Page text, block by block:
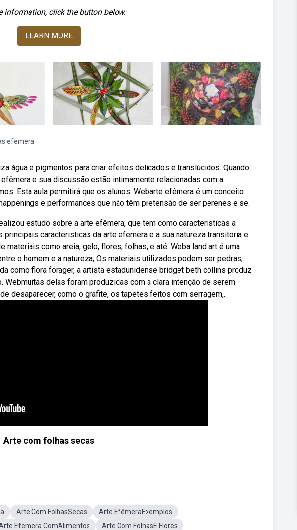
information, click the button below.
LEARN MORE
efemera
água e pigmentos para criar efeitos delicados e translúcidos. Quando
e sua discussão estão intimamente relacionadas com a
Esta aula permitirá que os alunos. Webarte efêmera é um conceito
e performances que não têm pretensão de ser perenes e se.
estudo sobre a arte efêmera, que tem como características a
principais características da arte efêmera é a sua natureza transitória e
como areia, gelo, flores, folhas, e até. Weba land art é uma
o homem e a natureza; Os materiais utilizados podem ser pedras,
como flora forager, a artista estadunidense bridget beth collins produz
Webmuitas delas foram produzidas com a clara intenção de serem
desaparecer, como o grafite, os tapetes feitos com serragem,.
Arte com folhas secas
Arte Com FolhasSecas
Arte EfêmeraExemplos
Efemera ComAlimentos
Arte Com FolhasE Flores